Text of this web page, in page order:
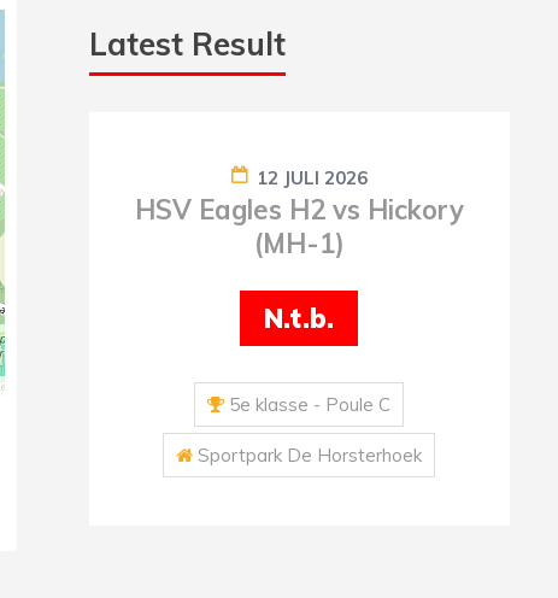
Latest Result
12 JULI 2026
HSV Eagles H2 vs Hickory
(MH-1)
N.t.b.
5e klasse - Poule C
Sportpark De Horsterhoek